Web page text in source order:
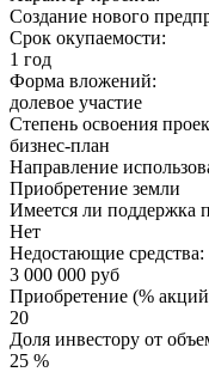
Создание нового
Срок окупаемости:
1 год
Форма вложений:
долевое участие
Степень освоения
бизнес-план
Направление
Приобретение земли
Имеется ли поддержка
Нет
Недостающие средства:
3 000 000 руб
Приобретение (%
20
Доля инвестору от
25 %